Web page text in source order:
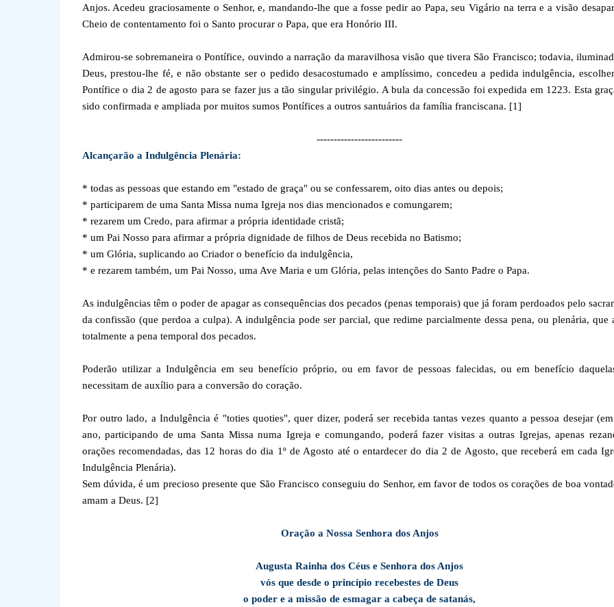
Anjos. Acedeu graciosamente o Senhor, e, mandando-lhe que a fosse pedir ao Papa, seu Vigário na terra e a visão
Cheio de contentamento foi o Santo procurar o Papa, que era Honório III.
Admirou-se sobremaneira o Pontífice, ouvindo a narração da maravilhosa visão que tivera São Francisco; todavia,
Deus, prestou-lhe fé, e não obstante ser o pedido desacostumado e amplíssimo, concedeu a pedida indulgência,
Pontífice o dia 2 de agosto para se fazer jus a tão singular privilégio. A bula da concessão foi expedida em 1223. Esta
sido confirmada e ampliada por muitos sumos Pontífices a outros santuários da família franciscana. [1]
-------------------------
Alcançarão a Indulgência Plenária:
* todas as pessoas que estando em "estado de graça" ou se confessarem, oito dias antes ou depois;
* participarem de uma Santa Missa numa Igreja nos dias mencionados e comungarem;
* rezarem um Credo, para afirmar a própria identidade cristã;
* um Pai Nosso para afirmar a própria dignidade de filhos de Deus recebida no Batismo;
* um Glória, suplicando ao Criador o benefício da indulgência,
* e rezarem também, um Pai Nosso, uma Ave Maria e um Glória, pelas intenções do Santo Padre o Papa.
As indulgências têm o poder de apagar as consequências dos pecados (penas temporais) que já foram perdoados pelo
da confissão (que perdoa a culpa). A indulgência pode ser parcial, que redime parcialmente dessa pena, ou plenária, que
totalmente a pena temporal dos pecados.
Poderão utilizar a Indulgência em seu benefício próprio, ou em favor de pessoas falecidas, ou em benefício
necessitam de auxílio para a conversão do coração.
Por outro lado, a Indulgência é "toties quoties", quer dizer, poderá ser recebida tantas vezes quanto a pessoa desejar
ano, participando de uma Santa Missa numa Igreja e comungando, poderá fazer visitas a outras Igrejas, apenas
orações recomendadas, das 12 horas do dia 1º de Agosto até o entardecer do dia 2 de Agosto, que receberá em cada
Indulgência Plenária).
Sem dúvida, é um precioso presente que São Francisco conseguiu do Senhor, em favor de todos os corações de boa
amam a Deus. [2]
Oração a Nossa Senhora dos Anjos
Augusta Rainha dos Céus e Senhora dos Anjos
vós que desde o princípio recebestes de Deus
o poder e a missão de esmagar a cabeça de satanás,